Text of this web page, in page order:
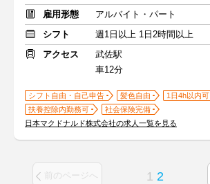
雇用形態
アルバイト・パート
シフト
週1日以上 1日2時間以上
アクセス
武佐駅
車12分
シフト自由・自己申告 髪色自由
1日4h以内可
扶養控除内勤務可
社会保険完備
日本マクドナルド株式会社の求人一覧を見る
前のページへ 1 2